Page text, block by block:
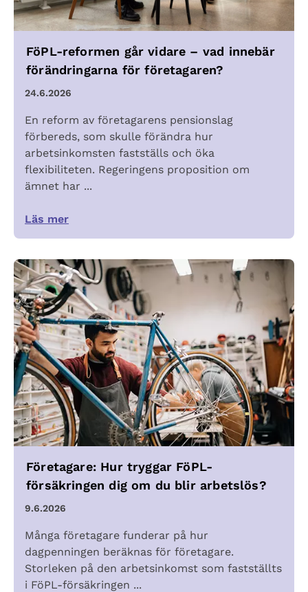
FöPL-reformen går vidare – vad innebär
förändringarna för företagaren?
24.6.2026
En reform av företagarens pensionslag
förbereds, som skulle förändra hur
arbetsinkomsten fastställs och öka
flexibiliteten. Regeringens proposition om
ämnet har ...
Läs mer
Företagare: Hur tryggar FöPL-
försäkringen dig om du blir arbetslös?
9.6.2026
Många företagare funderar på hur
dagpenningen beräknas för företagare.
Storleken på den arbetsinkomst som fastställts
i FöPL-försäkringen ...